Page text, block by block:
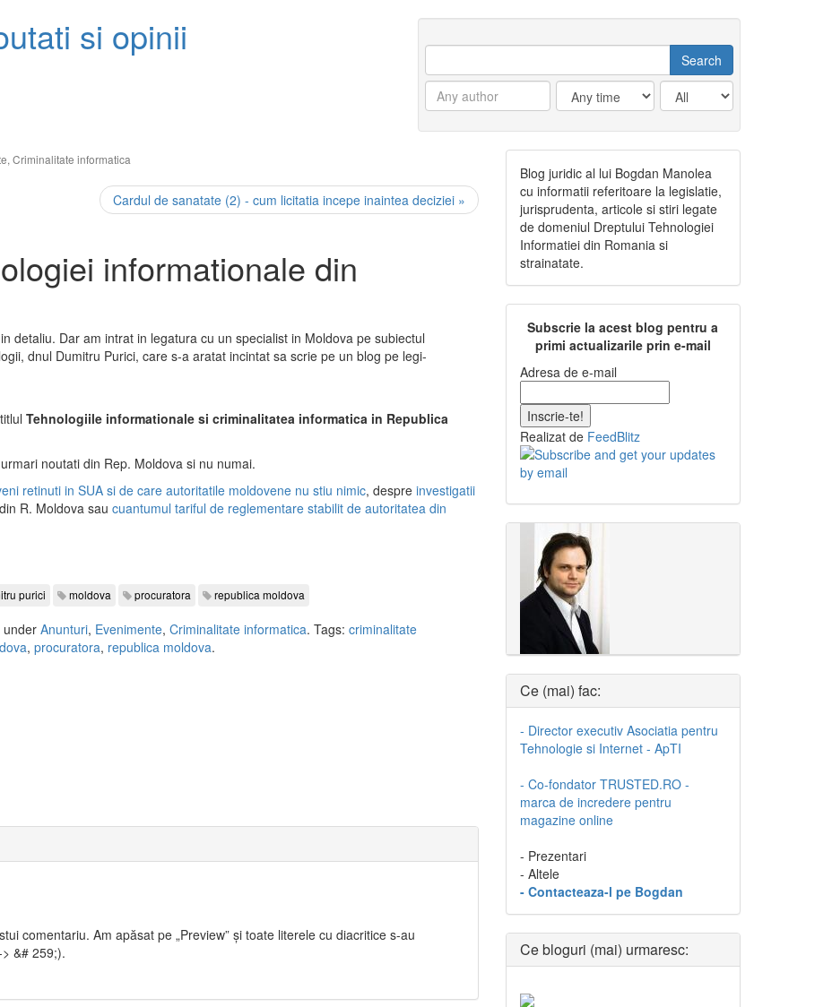
si opinii
, Criminalitate informatica
Cardul de sanatate (2) - cum licitatia incepe inaintea deciziei »
informationale din
detaliu. Dar am intrat in legatura cu un specialist in Moldova pe subiectul
dnul Dumitru Purici, care s-a aratat incintat sa scrie pe un blog pe legi-
Tehnologiile informationale si criminalitatea informatica in Republica
noutati din Rep. Moldova si nu numai.
retinuti in SUA si de care autoritatile moldovene nu stiu nimic, despre investigatii
din R. Moldova sau cuantumul tariful de reglementare stabilit de autoritatea din
purici moldova procuratora republica moldova
underAnunturi, Evenimente, Criminalitate informatica. Tags: criminalitate
, procuratora, republica moldova.
comentariu. Am apăsat pe „Preview” și toate literele cu diacritice s-au
&# 259;).
Blog juridic al lui Bogdan Manolea
cu informatii referitoare la legislatie,
jurisprudenta, articole si stiri legate
de domeniul Dreptului Tehnologiei
Informatiei din Romania si
strainatate.
Subscrie la acest blog pentru a
primi actualizarile prin e-mail
Adresa de e-mail
Realizat de FeedBlitz
Ce (mai) fac:
- Director executiv Asociatia pentru
Tehnologie si Internet - ApTI
- Co-fondator TRUSTED.RO -
marca de incredere pentru
magazine online
- Prezentari
- Altele
- Contacteaza-l pe Bogdan
Ce bloguri (mai) urmaresc: